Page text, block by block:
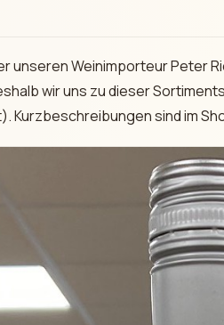
unseren Weinimporteur Peter
wir uns zu dieser
Kurzbeschreibungen sind im